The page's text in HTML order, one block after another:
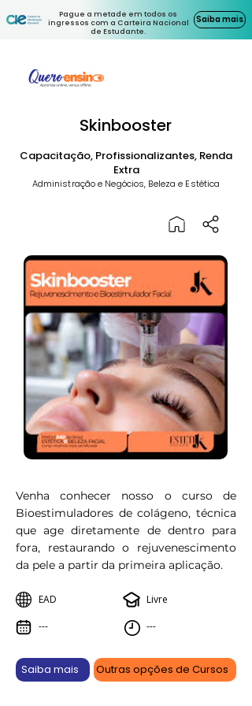
Pague a metade em todos os
ingressos com a Carteira Nacional
de Estudante.
Saiba mais
Skinbooster
Capacitação, Profissionalizantes, Renda
Extra
Administração e Negócios, Beleza e Estética
Venha conhecer nosso o curso de
Bioestimuladores de colágeno, técnica
que age diretamente de dentro para
fora, restaurando o rejuvenescimento
da pele a partir da primeira aplicação.
EAD
---
Livre
---
Saiba mais Outras opções de Cursos